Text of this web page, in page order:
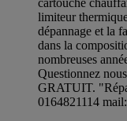
cartouche
limiteur
dépannage et la
dans la
nombreuses
Questionnez
GRATUIT.
0164821114 mail: